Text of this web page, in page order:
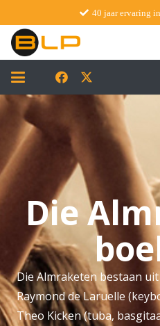
40 jaar ervaring
Die
Die Almraketen bestaan
Raymond de Laruelle
Theo Kicken (tuba,